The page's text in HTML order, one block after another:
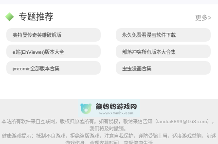
专题推荐 更多>
奥特曼传奇英雄破解版 永久免费看漫画软件下载
e站(EhViewer)版本大全 部落冲突所有版本大合集
jmcomic全部版本合集 虫虫漫画合集
本站所有软件来自互联网，版权归原著所有。如有侵权，敬请来信告知（landui8899@163.com），
我们将及时撤销。
健康游戏提示：抵制不良游戏，拒绝盗版游戏，注意自我保护，谨防受骗上当，适度游戏益脑，沉迷